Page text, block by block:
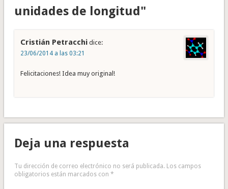
unidades de longitud"
Cristián Petracchi dice:
23/06/2014 a las 03:21
Felicitaciones! Idea muy original!
Deja una respuesta
Tu dirección de correo electrónico no será publicada. Los campos
obligatorios están marcados con *